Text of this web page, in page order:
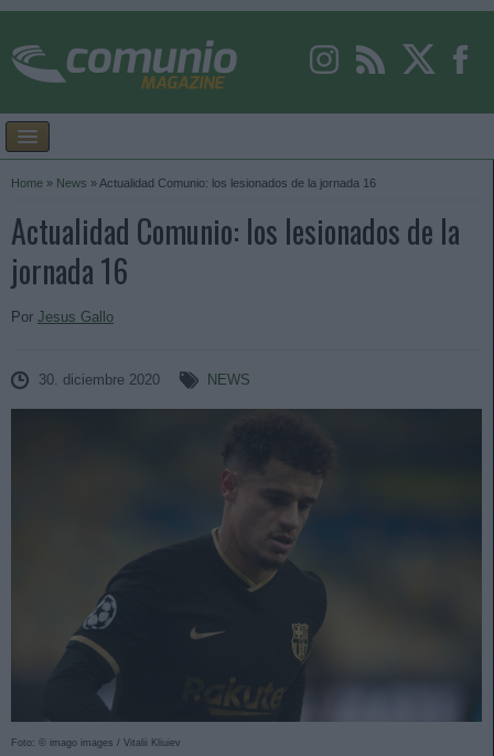
Home » News » Actualidad Comunio: los lesionados de la jornada 16
Actualidad Comunio: los lesionados de la
jornada 16
Por Jesus Gallo
30. diciembre 2020 NEWS
Foto: © imago images / Vitalii Kliuiev